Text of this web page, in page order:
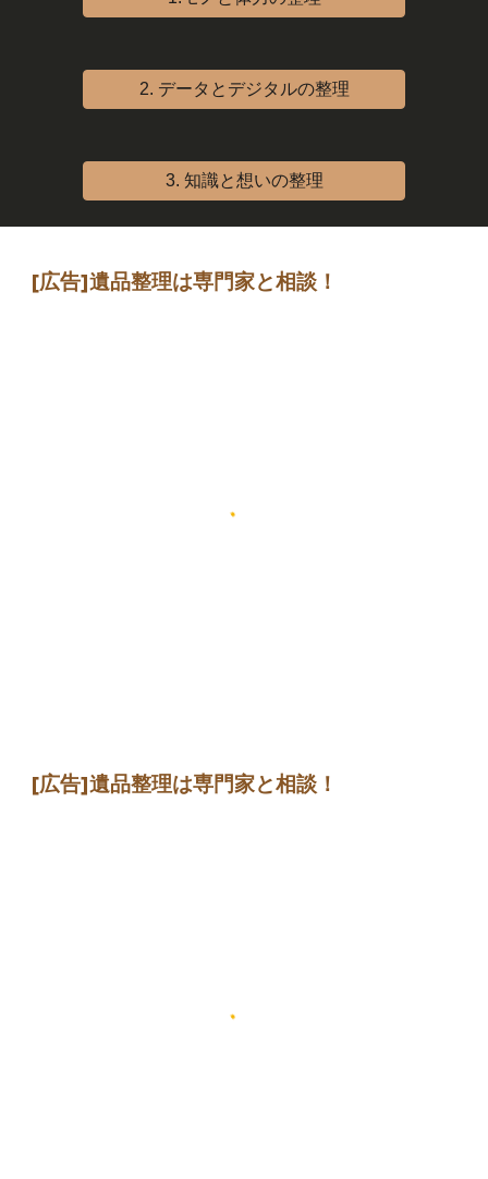
2. データとデジタルの整理
3. 知識と想いの整理
[広告]遺品整理は専門家と相談 ！
[広告]遺品整理は専門家と相談 ！